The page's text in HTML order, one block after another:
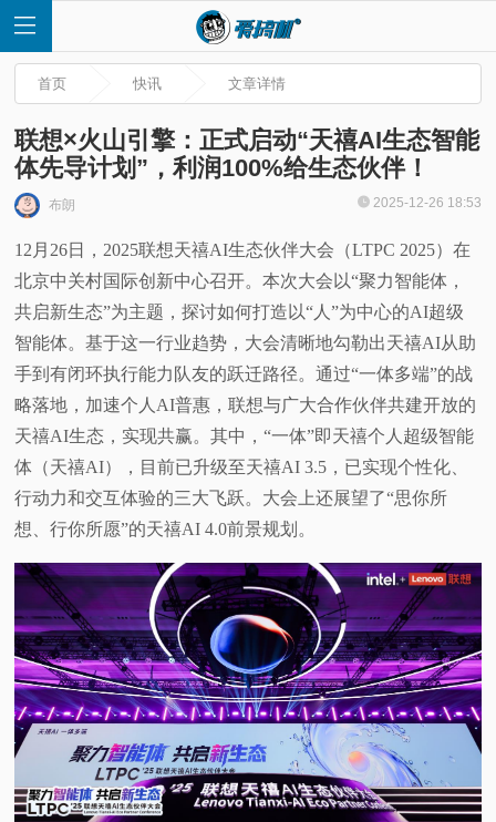
首
页
快
讯
测
视
频
科
普
体
验
首页 快讯 文章详情
联想×火山引擎：正式启动“天禧AI生态智能
体先导计划”，利润100%给生态伙伴！
布朗 2025-12-26 18:53
12月26日，2025联想天禧AI生态伙伴大会（LTPC 2025）在
北京中关村国际创新中心召开。本次大会以“聚力智能体，
共启新生态”为主题，探讨如何打造以“人”为中心的AI超级
智能体。基于这一行业趋势，大会清晰地勾勒出天禧AI从助
手到有闭环执行能力队友的跃迁路径。通过“一体多端”的战
略落地，加速个人AI普惠，联想与广大合作伙伴共建开放的
天禧AI生态，实现共赢。其中，“一体”即天禧个人超级智能
体（天禧AI），目前已升级至天禧AI 3.5，已实现个性化、
行动力和交互体验的三大飞跃。大会上还展望了“思你所
想、行你所愿”的天禧AI 4.0前景规划。